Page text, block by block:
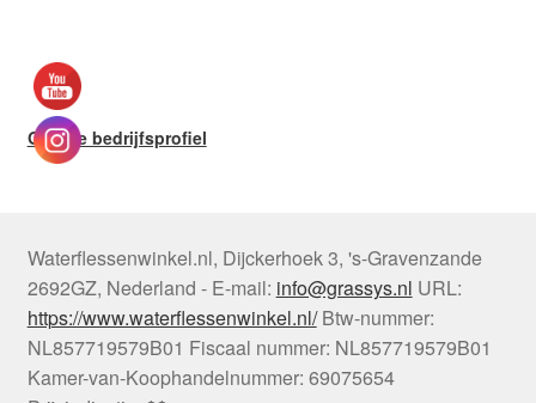
Google bedrijfsprofiel
Waterflessenwinkel.nl, Dijckerhoek 3, 's-Gravenzande
2692GZ, Nederland - E-mail: info@grassys.nl URL:
https://www.waterflessenwinkel.nl/ Btw-nummer:
NL857719579B01 Fiscaal nummer: NL857719579B01
Kamer-van-Koophandelnummer: 69075654